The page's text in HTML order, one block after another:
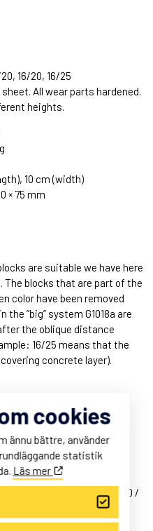
16/20, 16/25
sheet. All wear parts hardened.
heights.
10 cm (width)
× 75 mm
are suitable we have here
The blocks that are part of the
color have been removed
the ”big” system G1018a are
the oblique distance
16/25 means that the
concrete layer).
12, 10/8, 8/10, 12/8, 8/12, 10 /
15 mm
cookies
ännu bättre, använder
statistik
Läs mer